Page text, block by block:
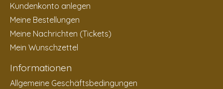
Kundenkonto anlegen
Meine Bestellungen
Meine Nachrichten (Tickets)
Mein Wunschzettel
Informationen
Allgemeine Geschäftsbedingungen